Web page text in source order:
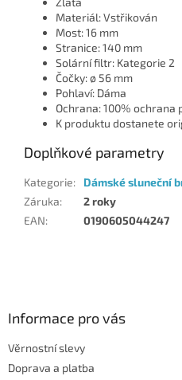
Materiál: Vstřikován
Most: 16 mm
Stranice: 140 mm
Solární filtr: Kategorie 2
Čočky: ø 56 mm
Pohlaví: Dáma
Ochrana: 100% ochrana
K produktu dostanete
Doplňkové parametry
Kategorie:
Dámské sluneční
Záruka:
2 roky
EAN: 0190605044247
Informace pro vás
Věrnostní slevy
Doprava a platba